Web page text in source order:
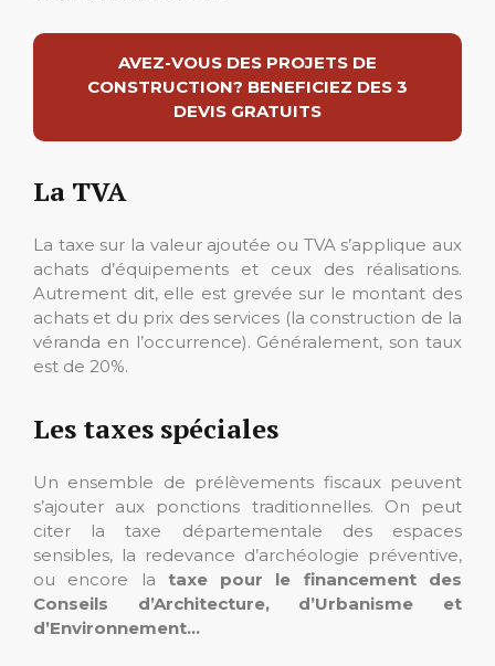
AVEZ-VOUS DES PROJETS DE
CONSTRUCTION? BENEFICIEZ DES 3
DEVIS GRATUITS
La TVA
La taxe sur la valeur ajoutée ou TVA s’applique aux
achats d’équipements et ceux des réalisations.
Autrement dit, elle est grevée sur le montant des
achats et du prix des services (la construction de la
véranda en l’occurrence). Généralement, son taux
est de 20%.
Les taxes spéciales
Un ensemble de prélèvements fiscaux peuvent
s’ajouter aux ponctions traditionnelles. On peut
citer la taxe départementale des espaces
sensibles, la redevance d’archéologie préventive,
ou encore la taxe pour le financement des
Conseils d’Architecture, d’Urbanisme et
d’Environnement…